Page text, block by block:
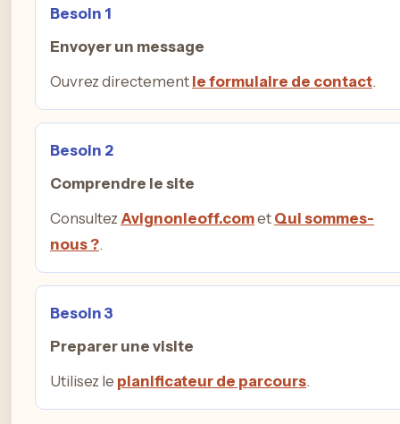
Besoin 1
Envoyer un message
Ouvrez directement le formulaire de contact.
Besoin 2
Comprendre le site
Consultez Avignonleoff.comet Qui sommes-
nous ?.
Besoin 3
Preparer une visite
Utilisez le planificateur de parcours.